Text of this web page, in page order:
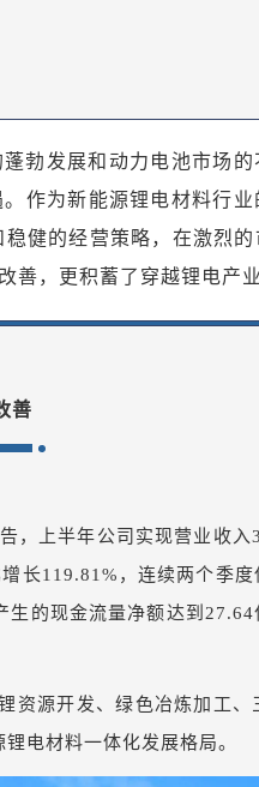
勃发展和动力电池市场的
作为新能源锂电材料行业
健的经营策略，在激烈
善，更积蓄了穿越锂电产
善
，上半年公司实现营业收入
长119.81%，连续两个季度
的现金流量净额达到27.64
资源开发、绿色冶炼加工、
电材料一体化发展格局。